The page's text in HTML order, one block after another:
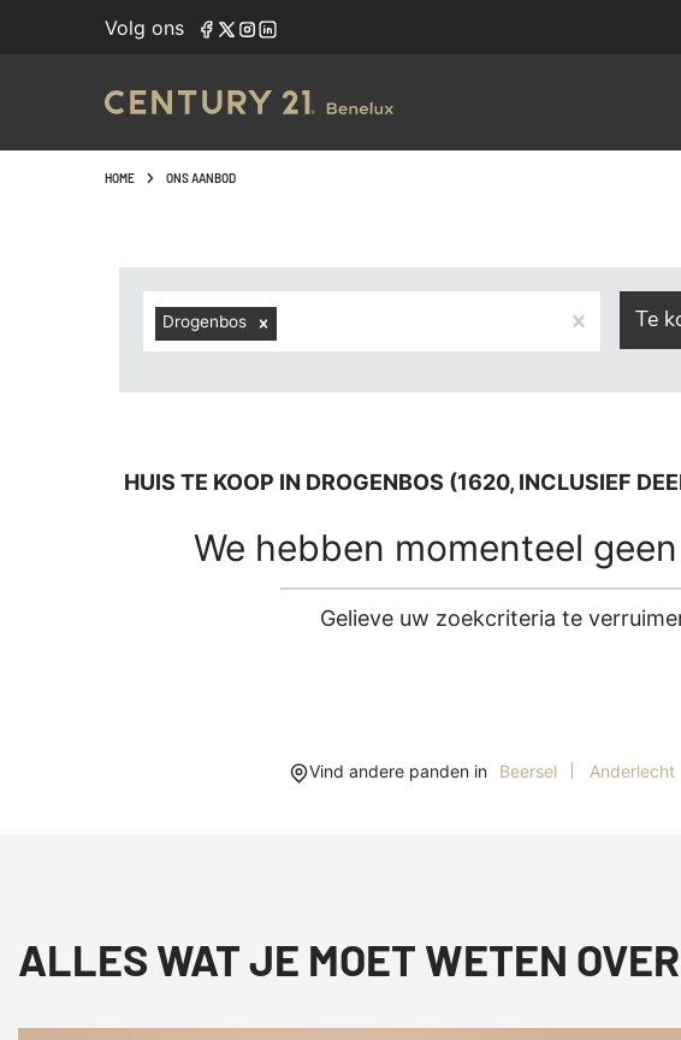
Volg ons
HOME ONS AANBOD
Drogenbos Te
HUIS TE KOOP IN DROGENBOS (1620, INCLUSIEF
We hebben momenteel
Gelieve uw zoekcriteria te
Vind andere panden in Beersel Anderlecht
ALLES WAT JE MOET WETEN
Navigated to Huis te koop in Drogenbos (1620, inclusief deelgemeentes)